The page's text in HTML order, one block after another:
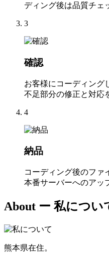
ディング後は品質チェ
3
確認
お客様にコーディング
不足部分の修正と対応
4
納品
コーディング後のファ
本番サーバーへのアッ
About ー 私につい
熊本県在住。